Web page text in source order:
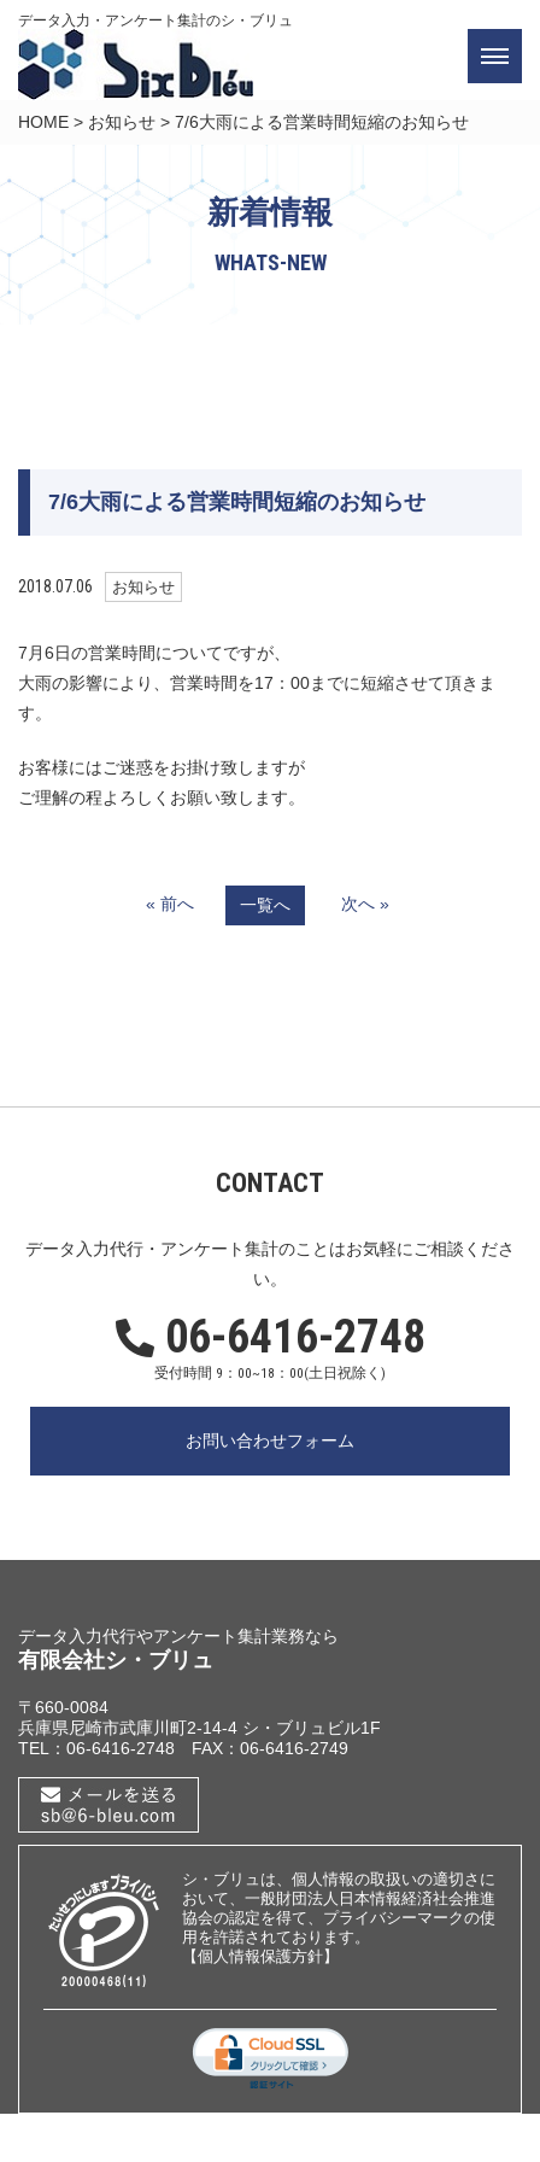
データ入力・アンケート集計のシ・ブリュ
HOME > お知らせ > 7/6大雨による営業時間短縮のお知らせ
新着情報
WHATS-NEW
7/6大雨による営業時間短縮のお知らせ
2018.07.06 お知らせ
7月6日の営業時間についてですが、
大雨の影響により、営業時間を17：00までに短縮させて頂きま
す。
お客様にはご迷惑をお掛け致しますが
ご理解の程よろしくお願い致します。
« 前へ 一覧へ 次へ »
CONTACT
データ入力代行・アンケート集計のことはお気軽にご相談くださ
い。
06-6416-2748
受付時間 9：00~18：00(土日祝除く)
お問い合わせフォーム
データ入力代行やアンケート集計業務なら
有限会社シ・ブリュ
〒660-0084
兵庫県尼崎市武庫川町2-14-4 シ・ブリュビル1F
TEL：06-6416-2748 FAX：06-6416-2749
シ・ブリュは、 個人情報の取扱いの適切さに
おいて、一般財団法人日本情報経済社会推進
協会の認定を得て、プライバシーマークの使
用を許諾されております。
【個人情報保護方針】